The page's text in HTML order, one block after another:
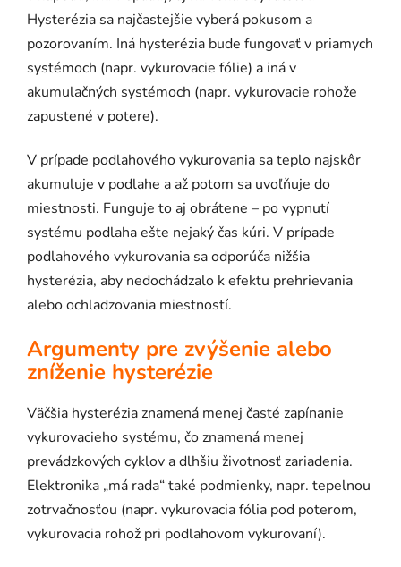
Hysterézia sa najčastejšie vyberá pokusom a
pozorovaním. Iná hysterézia bude fungovať v priamych
systémoch (napr. vykurovacie fólie) a iná v
akumulačných systémoch (napr. vykurovacie rohože
zapustené v potere).
V prípade podlahového vykurovania sa teplo najskôr
akumuluje v podlahe a až potom sa uvoľňuje do
miestnosti. Funguje to aj obrátene – po vypnutí
systému podlaha ešte nejaký čas kúri. V prípade
podlahového vykurovania sa odporúča nižšia
hysterézia, aby nedochádzalo k efektu prehrievania
alebo ochladzovania miestností.
Argumenty pre zvýšenie alebo
zníženie hysterézie
Väčšia hysterézia znamená menej časté zapínanie
vykurovacieho systému, čo znamená menej
prevádzkových cyklov a dlhšiu životnosť zariadenia.
Elektronika „má rada“ také podmienky, napr. tepelnou
zotrvačnosťou (napr. vykurovacia fólia pod poterom,
vykurovacia rohož pri podlahovom vykurovaní).